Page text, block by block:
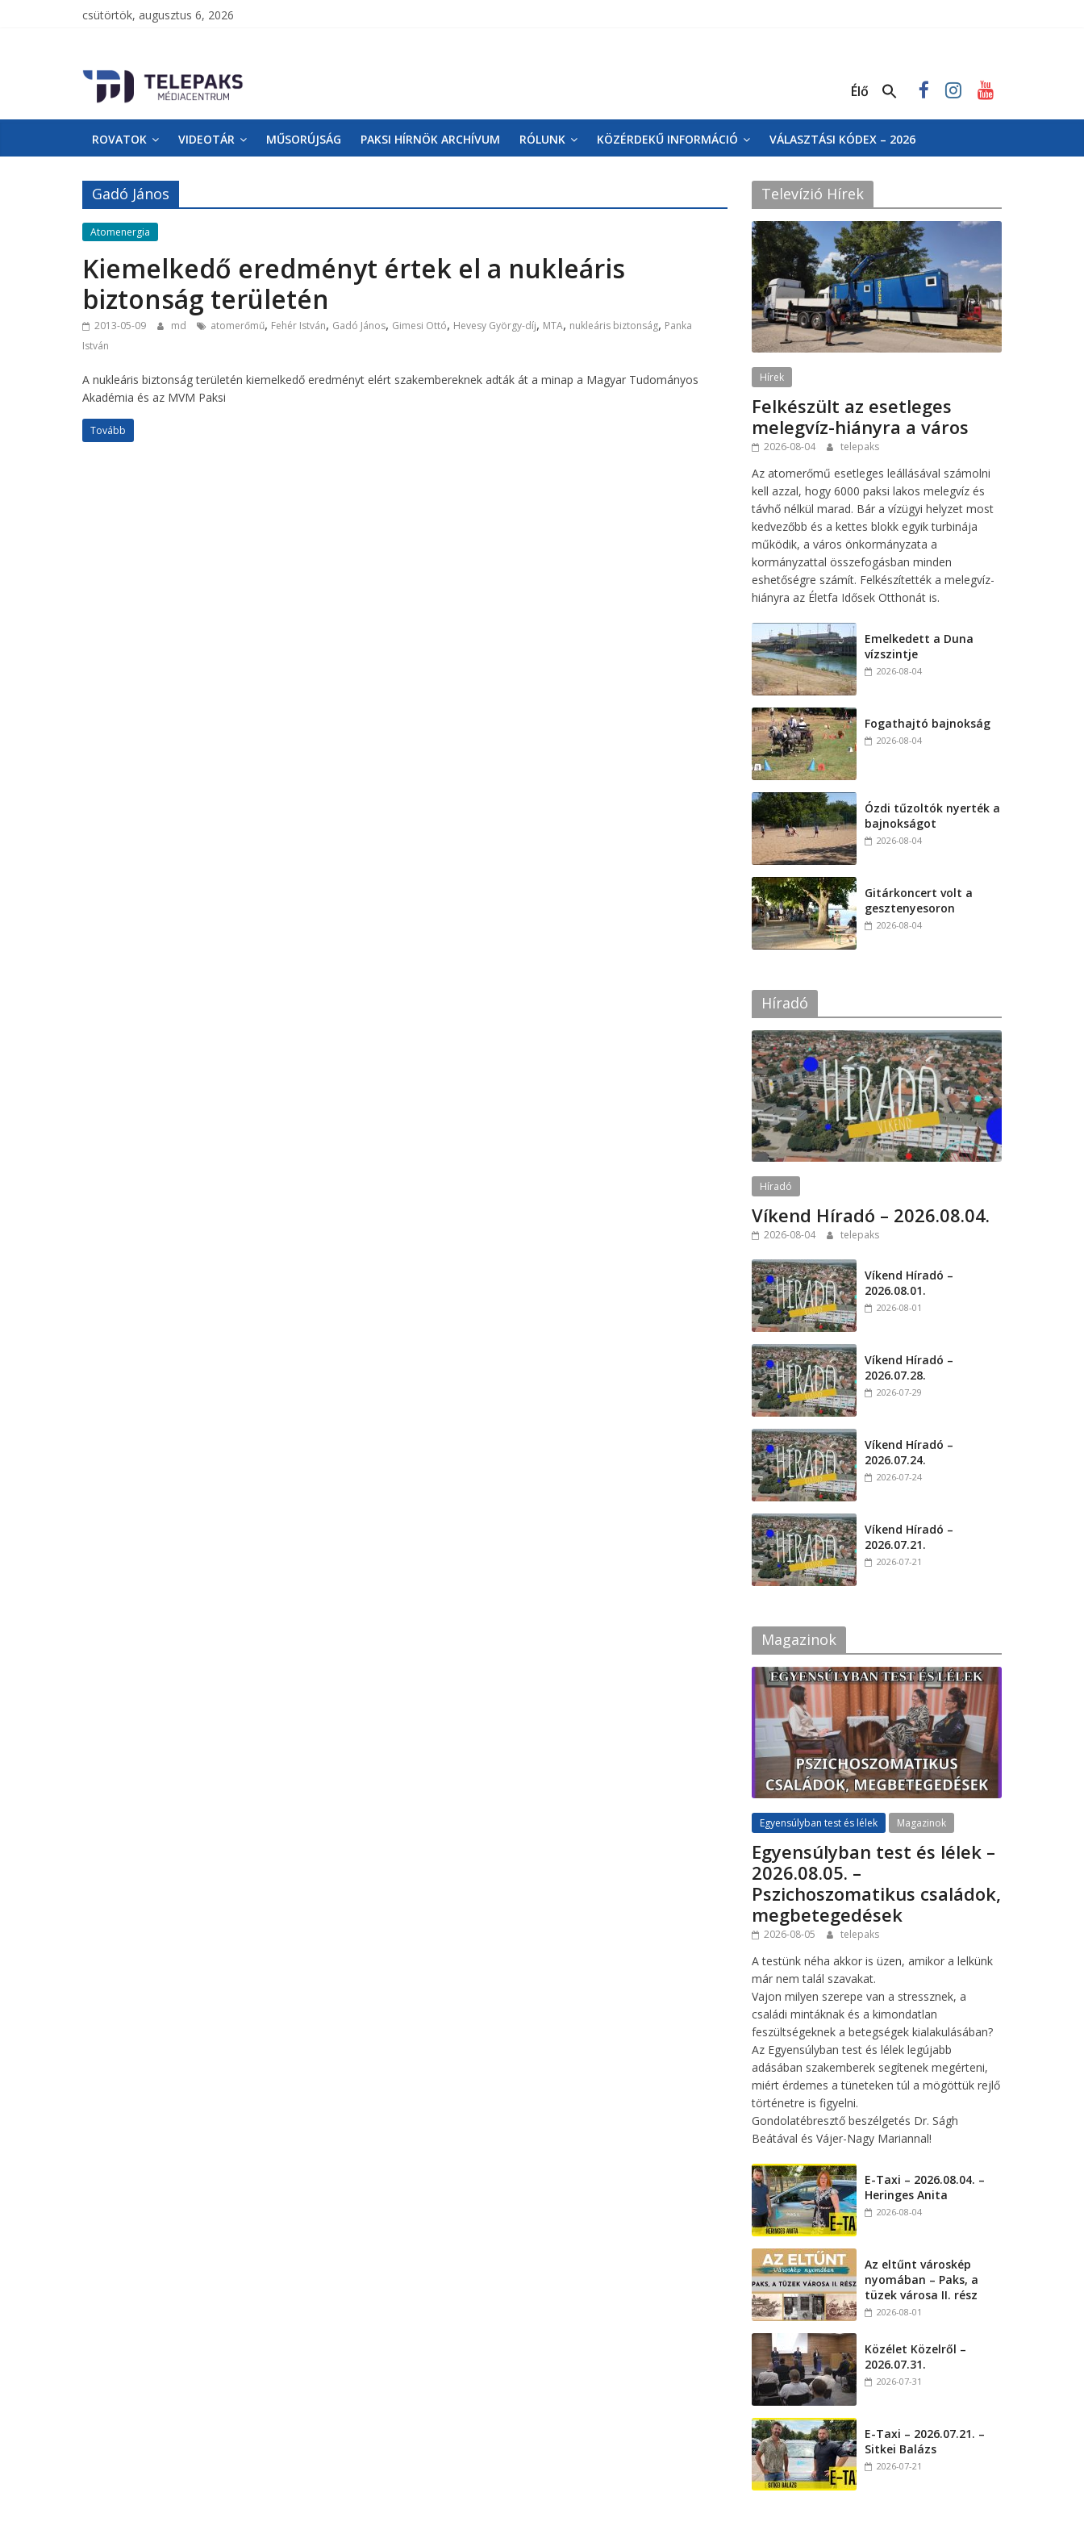
csütörtök, augusztus 6, 2026
TelePaks
Médiacentrum
TelePaks
Kistérségi
Televízió
honlapja
Élő
ROVATOK VIDEOTÁR MŰSORÚJSÁG PAKSI HÍRNÖK ARCHÍVUM RÓLUNK KÖZÉRDEKŰ INFORMÁCIÓ VÁLASZTÁSI KÓDEX – 2026
Gadó János
Atomenergia
Kiemelkedő eredményt értek el a nukleáris
biztonság területén
2013-05-09 md atomerőmű, Fehér István, Gadó János, Gimesi Ottó, Hevesy György-díj, MTA, nukleáris biztonság, Panka
István
A nukleáris biztonság területén kiemelkedő eredményt elért szakembereknek adták át a minap a Magyar Tudományos
Akadémia és az MVM Paksi
Tovább
Televízió Hírek
Hírek
Felkészült az esetleges
melegvíz-hiányra a város
2026-08-04 telepaks
Az atomerőmű esetleges leállásával számolni
kell azzal, hogy 6000 paksi lakos melegvíz és
távhő nélkül marad. Bár a vízügyi helyzet most
kedvezőbb és a kettes blokk egyik turbinája
működik, a város önkormányzata a
kormányzattal összefogásban minden
eshetőségre számít. Felkészítették a melegvíz-
hiányra az Életfa Idősek Otthonát is.
Emelkedett a Duna
vízszintje
2026-08-04
Fogathajtó bajnokság
2026-08-04
Ózdi tűzoltók nyerték a
bajnokságot
2026-08-04
Gitárkoncert volt a
gesztenyesoron
2026-08-04
Híradó
Híradó
Víkend Híradó – 2026.08.04.
2026-08-04 telepaks
Víkend Híradó –
2026.08.01.
2026-08-01
Víkend Híradó –
2026.07.28.
2026-07-29
Víkend Híradó –
2026.07.24.
2026-07-24
Víkend Híradó –
2026.07.21.
2026-07-21
Magazinok
Egyensúlyban test és lélek Magazinok
Egyensúlyban test és lélek –
2026.08.05. –
Pszichoszomatikus családok,
megbetegedések
2026-08-05 telepaks
A testünk néha akkor is üzen, amikor a lelkünk
már nem talál szavakat.
Vajon milyen szerepe van a stressznek, a
családi mintáknak és a kimondatlan
feszültségeknek a betegségek kialakulásában?
Az Egyensúlyban test és lélek legújabb
adásában szakemberek segítenek megérteni,
miért érdemes a tüneteken túl a mögöttük rejlő
történetre is figyelni.
Gondolatébresztő beszélgetés Dr. Ságh
Beátával és Vájer-Nagy Mariannal!
E-Taxi – 2026.08.04. –
Heringes Anita
2026-08-04
Az eltűnt városkép
nyomában – Paks, a
tüzek városa II. rész
2026-08-01
Közélet Közelről –
2026.07.31.
2026-07-31
E-Taxi – 2026.07.21. –
Sitkei Balázs
2026-07-21